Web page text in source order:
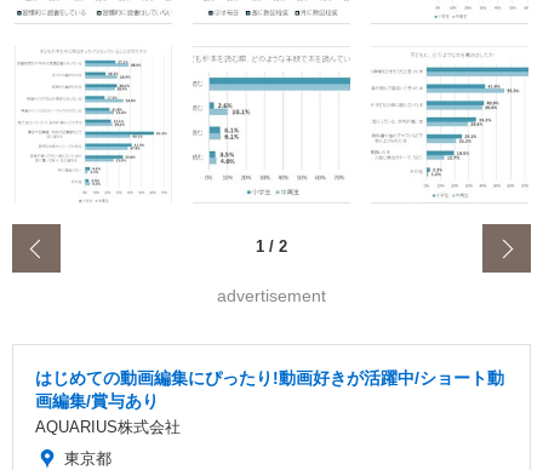
1 / 2
advertisement
はじめての動画編集にぴったり!動画好きが活躍中/ショート動
画編集/賞与あり
AQUARIUS株式会社
東京都